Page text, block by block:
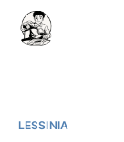
LESSINIA